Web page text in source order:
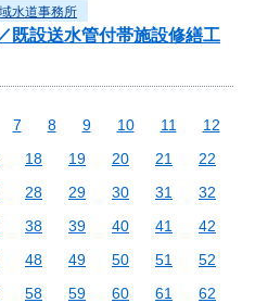
水道事務所
既設送水管付帯施設修繕工
7 8 9 10 11
12
18 19 20 21
22
28 29 30 31
32
38 39 40 41
42
48 49 50 51
52
58 59 60 61
62